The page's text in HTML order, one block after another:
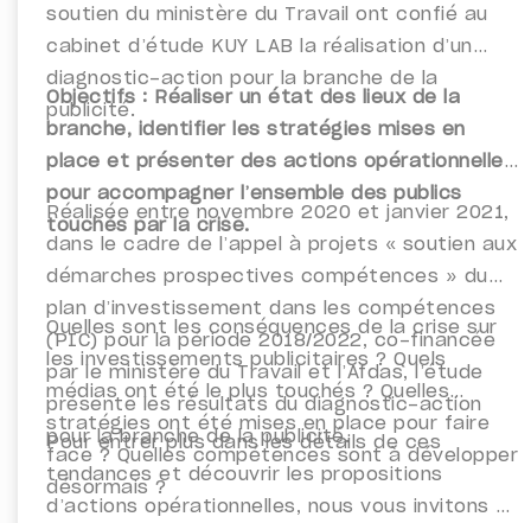
soutien du ministère du Travail ont confié au
cabinet d’étude KUY LAB la réalisation d’un
diagnostic-action pour la branche de la
publicité.
Objectifs : Réaliser un état des lieux de la
branche, identifier les stratégies mises en
place et présenter des actions opérationnelles
pour accompagner l’ensemble des publics
touchés par la crise.
Réalisée entre novembre 2020 et janvier 2021,
dans le cadre de l’appel à projets « soutien aux
démarches prospectives compétences » du
plan d’investissement dans les compétences
(PIC) pour la période 2018/2022, co-financée
par le ministère du Travail et l’Afdas, l’étude
présente les résultats du diagnostic-action
pour la branche de la publicité.
Quelles sont les conséquences de la crise sur
les investissements publicitaires ? Quels
médias ont été le plus touchés ? Quelles
stratégies ont été mises en place pour faire
face ? Quelles compétences sont à développer
désormais ?
Pour entrer plus dans les détails de ces
tendances et découvrir les propositions
d’actions opérationnelles, nous vous invitons à